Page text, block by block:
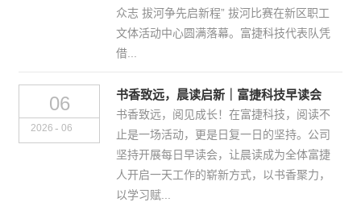
众志 拔河争先启新程” 拔河比赛在新区职工
文体活动中心圆满落幕。富捷科技代表队凭
借...
06
2026 - 06
书香致远，晨读启新｜富捷科技早读会
书香致远，阅见成长！在富捷科技，阅读不
止是一场活动，更是日复一日的坚持。公司
坚持开展每日早读会，让晨读成为全体富捷
人开启一天工作的崭新方式，以书香聚力，
以学习赋...